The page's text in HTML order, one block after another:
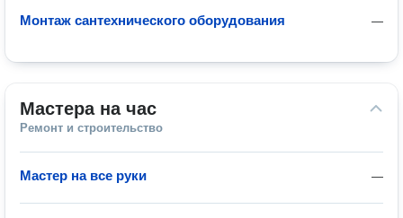
—
Монтаж сантехнического оборудования
Мастера на час
Ремонт и строительство
—
Мастер на все руки